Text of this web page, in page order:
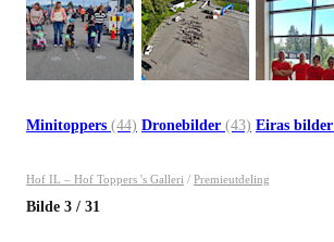
Minitoppers (44) Dronebilder (43) Eiras bilder
Hof IL – Hof Toppers 's Galleri / Premieutdeling
Bilde 3 / 31